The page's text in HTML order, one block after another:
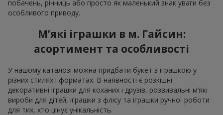
побачень, річниць або просто як маленький знак уваги без
особливого приводу.
М’які іграшки в м. Гайсин:
асортимент та особливості
У нашому каталозі можна придбати букет з іграшкою у
різних стилях і форматах. В наявності є розкішні
декоративні іграшки для коханих і друзів, розвивальні м’які
вироби для дітей, іграшки з флісу та іграшки ручної роботи
для тих, хто цінує унікальність.